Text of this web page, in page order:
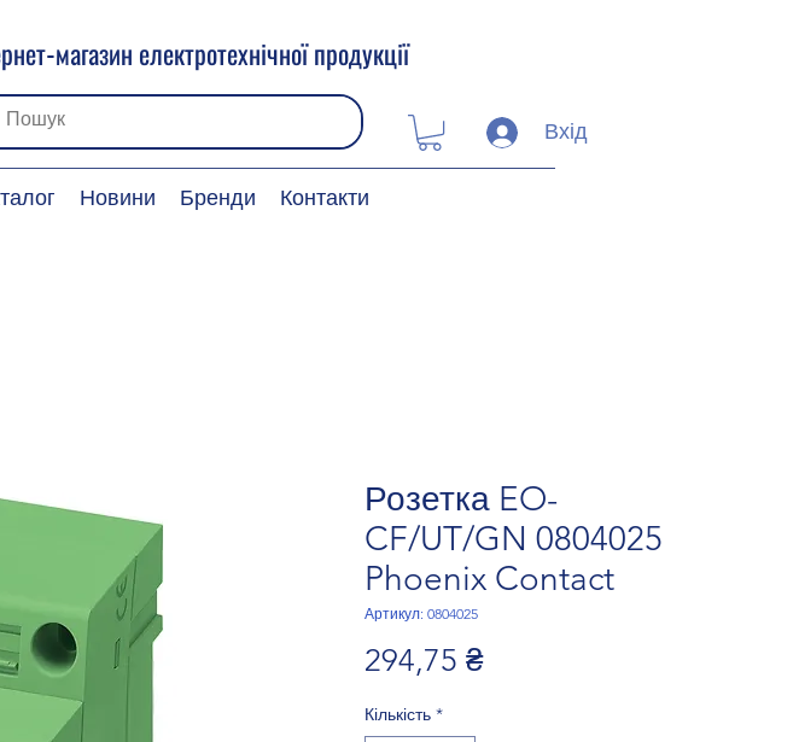
магазин електротехнічної продукції
Вхід
Новини Бренди Контакти
Розетка EO-
CF/UT/GN 0804025
Phoenix Contact
Артикул: 0804025
294,75 ₴Ціна
Кількість *